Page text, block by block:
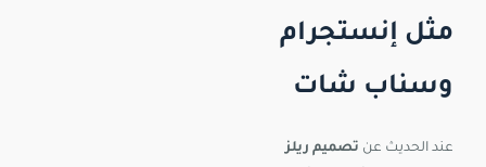
مثل إنستجرام
وسناب شات
عند الحديث عن تصميم ريلز